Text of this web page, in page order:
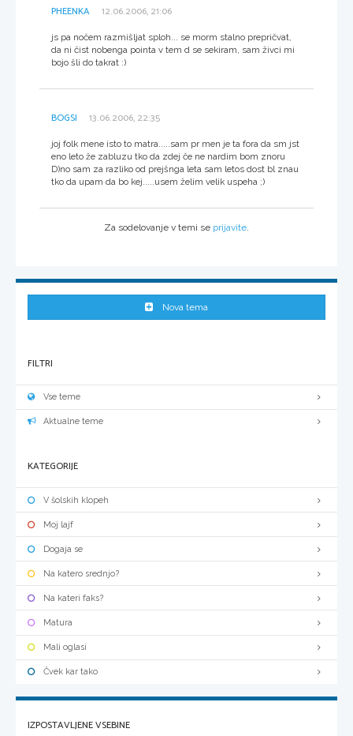
PHEENKA 12.06.2006, 21:06
js pa nočem razmišljat sploh... se morm stalno prepričvat,
da ni čist nobenga pointa v tem d se sekiram, sam živci mi
bojo šli do takrat :)
BOGSI 13.06.2006, 22:35
joj folk mene isto to matra.....sam pr men je ta fora da sm jst
eno leto že zabluzu tko da zdej če ne nardim bom znoru
D)no sam za razliko od prejšnga leta sam letos dost bl znau
tko da upam da bo kej.....usem želim velik uspeha ;)
Za sodelovanje v temi se prijavite
Nova tema
FILTRI
Vse teme
Aktualne teme
KATEGORIJE
V šolskih klopeh
Moj lajf
Dogaja se
Na katero srednjo?
Na kateri faks?
Matura
Mali oglasi
Čvek kar tako
IZPOSTAVLJENE VSEBINE